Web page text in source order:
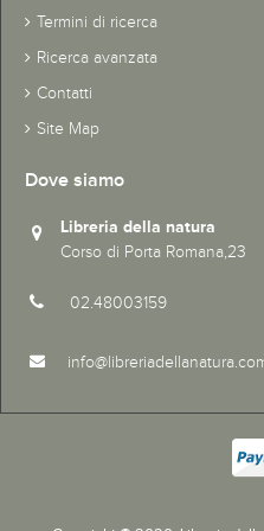
Termini di ricerca
Ricerca avanzata
Contatti
Site Map
Dove siamo
Libreria della natura
Corso di Porta
02.48003159